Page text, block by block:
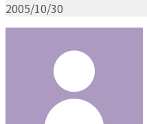
2005/10/30